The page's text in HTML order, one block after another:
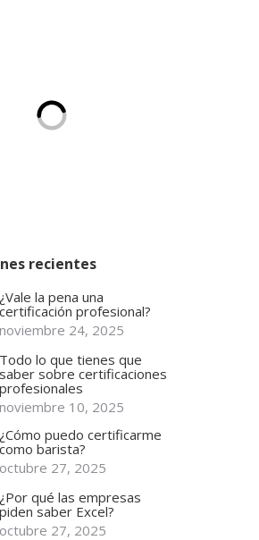
recientes
¿Vale la pena una
certificación profesional?
noviembre 24, 2025
Todo lo que tienes que
saber sobre certificaciones
profesionales
noviembre 10, 2025
¿Cómo puedo certificarme
como barista?
octubre 27, 2025
¿Por qué las empresas
piden saber Excel?
octubre 27, 2025